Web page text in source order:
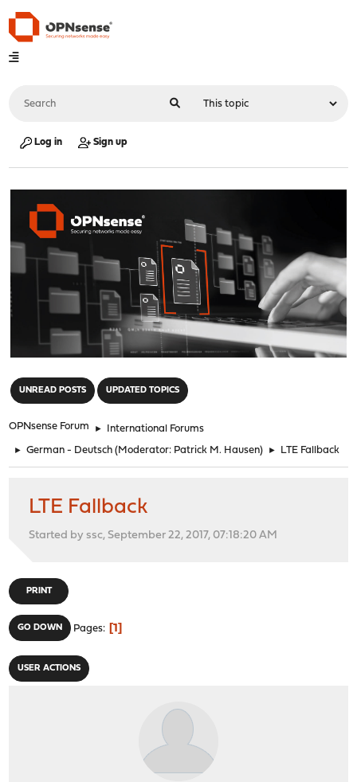
Log in Sign up
UNREAD POSTS UPDATED TOPICS
OPNsense Forum ► International Forums
► German - Deutsch (Moderator: Patrick M. Hausen) ► LTE Fallback
LTE Fallback
Started by ssc, September 22, 2017, 07:18:20 AM
PRINT
GO DOWN Pages 1
USER ACTIONS